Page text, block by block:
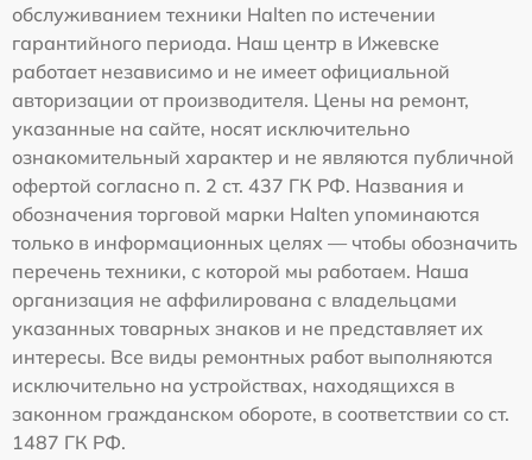
обслуживанием техники Halten по истечении
гарантийного периода. Наш центр в Ижевске
работает независимо и не имеет официальной
авторизации от производителя. Цены на ремонт,
указанные на сайте, носят исключительно
ознакомительный характер и не являются публичной
офертой согласно п. 2 ст. 437 ГК РФ. Названия и
обозначения торговой марки Halten упоминаются
только в информационных целях — чтобы обозначить
перечень техники, с которой мы работаем. Наша
организация не аффилирована с владельцами
указанных товарных знаков и не представляет их
интересы. Все виды ремонтных работ выполняются
исключительно на устройствах, находящихся в
законном гражданском обороте, в соответствии со ст.
1487 ГК РФ.